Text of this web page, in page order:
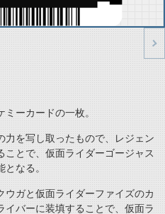
ーカードの一枚。
力を写し取ったもので、レジェン
ことで、仮面ライダーゴージャス
なる。
ウガと仮面ライダーファイズのカ
イバーに装填することで、仮面ラ